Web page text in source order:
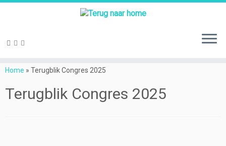
naarHome » Terugblik Congres 2025
Terugblik Congres 2025